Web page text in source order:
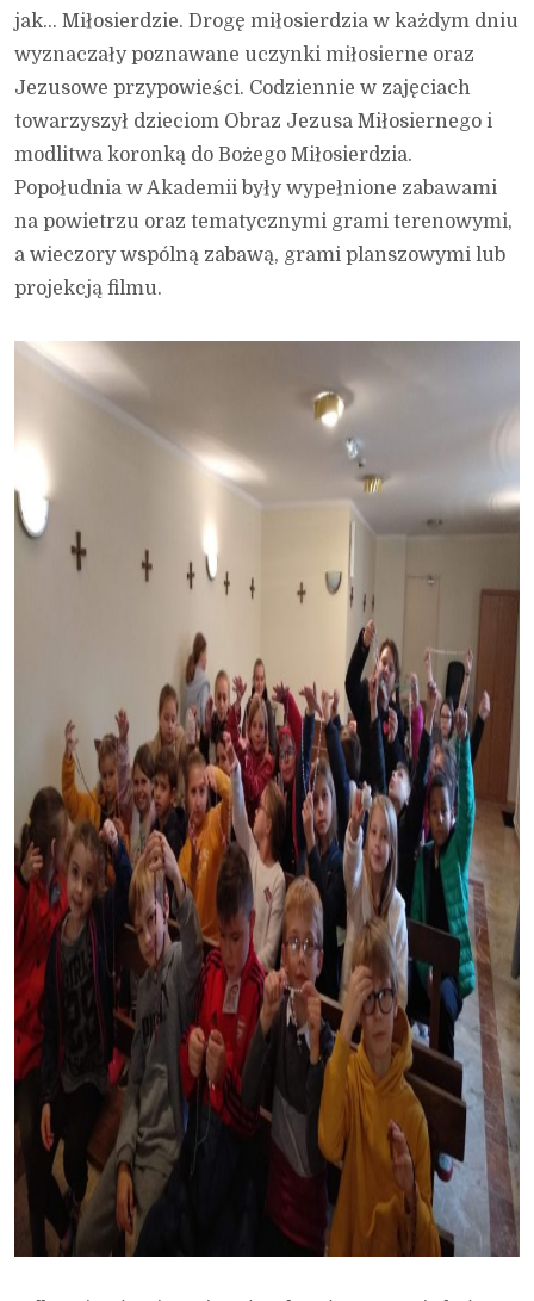
jak… Miłosierdzie. Drogę miłosierdzia w każdym dniu
wyznaczały poznawane uczynki miłosierne oraz
Jezusowe przypowieści. Codziennie w zajęciach
towarzyszył dzieciom Obraz Jezusa Miłosiernego i
modlitwa koronką do Bożego Miłosierdzia.
Popołudnia w Akademii były wypełnione zabawami
na powietrzu oraz tematycznymi grami terenowymi,
a wieczory wspólną zabawą, grami planszowymi lub
projekcją filmu.